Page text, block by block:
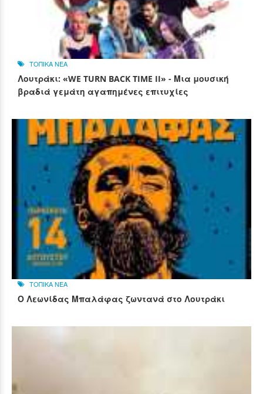
ΤΟΠΙΚΑ ΝΕΑ
Λουτράκι: «WE TURN BACK TIME II» - Μια μουσική
βραδιά γεμάτη αγαπημένες επιτυχίες
ΤΟΠΙΚΑ ΝΕΑ
Ο Λεωνίδας Μπαλάφας ζωντανά στο Λουτράκι